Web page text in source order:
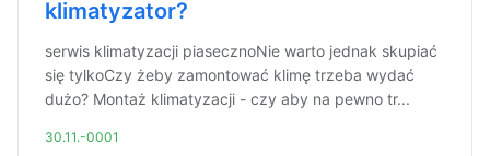
klimatyzator?
serwis klimatyzacji piasecznoNie warto jednak skupiać
się tylkoCzy żeby zamontować klimę trzeba wydać
dużo? Montaż klimatyzacji - czy aby na pewno tr...
30.11.-0001